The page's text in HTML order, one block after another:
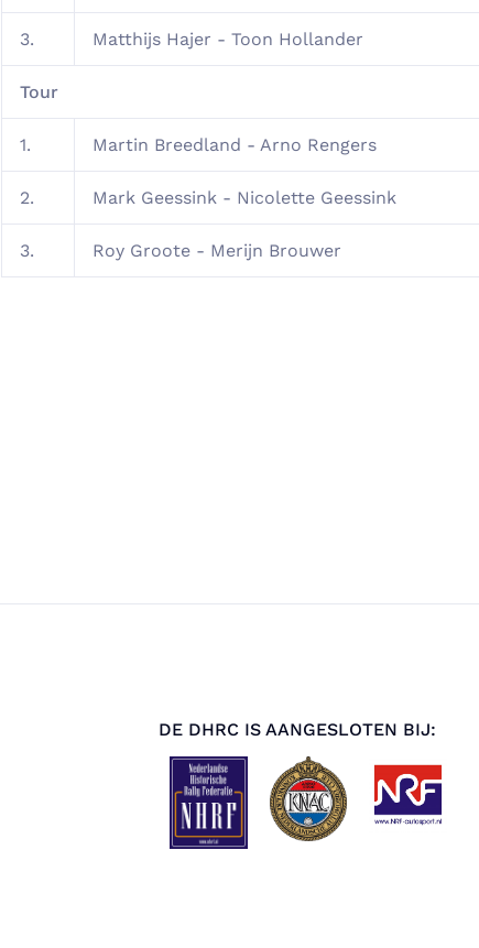
3. Matthijs Hajer - Toon Hollander
Tour
1. Martin Breedland - Arno Rengers
2. Mark Geessink - Nicolette Geessink
3. Roy Groote - Merijn Brouwer
DE DHRC IS AANGESLOTEN BIJ: